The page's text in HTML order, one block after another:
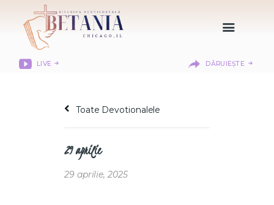
LIVE DĂRUIEȘTE
DESPRE NOI
CITIREA BIBLIEI
MISIUNEA BETANIA
Toate Devotionalele
29 aprilie
29 aprilie, 2025